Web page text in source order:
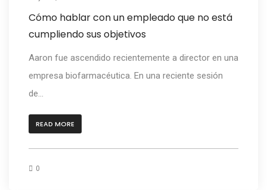
Cómo hablar con un empleado que no está
cumpliendo sus objetivos
Aaron fue ascendido recientemente a director en una
empresa biofarmacéutica. En una reciente sesión
de...
READ MORE
0